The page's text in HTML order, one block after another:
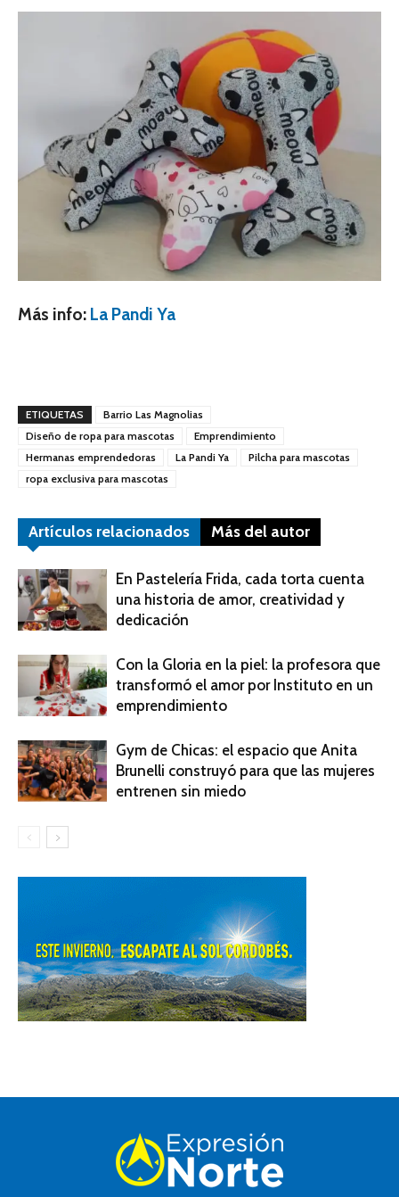
Más info: La Pandi Ya
ETIQUETAS
Barrio Las Magnolias
Diseño de ropa para mascotas
Emprendimiento
Hermanas emprendedoras
La Pandi Ya
Pilcha para mascotas
ropa exclusiva para mascotas
Artículos relacionados Más del autor
En Pastelería Frida, cada torta cuenta
una historia de amor, creatividad y
dedicación
Con la Gloria en la piel: la profesora que
transformó el amor por Instituto en un
emprendimiento
Gym de Chicas: el espacio que Anita
Brunelli construyó para que las mujeres
entrenen sin miedo